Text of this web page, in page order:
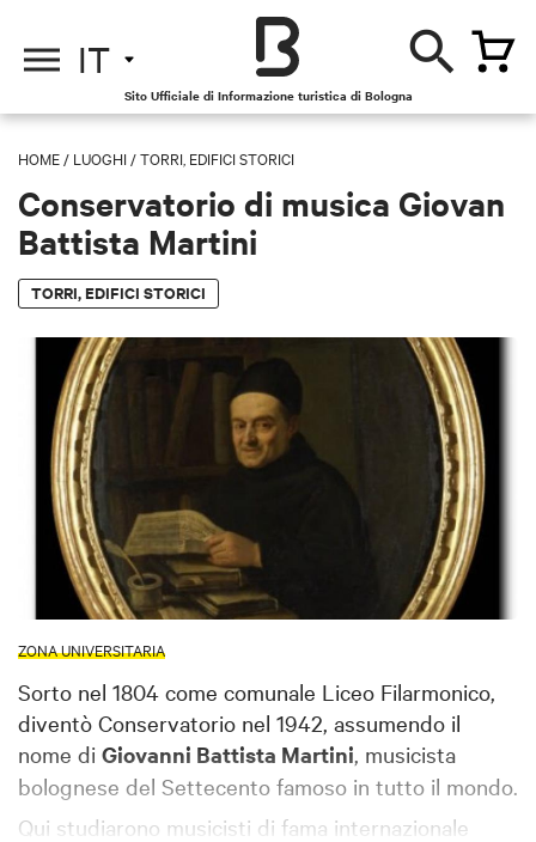
IT
Sito Ufficiale di Informazione turistica di Bologna
HOME / LUOGHI /TORRI, EDIFICI STORICI
Conservatorio di musica Giovan
Battista Martini
TORRI, EDIFICI STORICI
ZONA UNIVERSITARIA
Sorto nel 1804 come comunale Liceo Filarmonico,
diventò Conservatorio nel 1942, assumendo il
nome di Giovanni Battista Martini , musicista
bolognese del Settecento famoso in tutto il mondo.
Qui studiarono musicisti di fama internazionale